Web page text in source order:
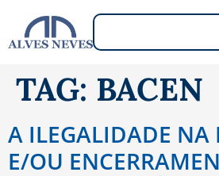
TAG: BACEN
A ILEGALIDADE NA
E/OU